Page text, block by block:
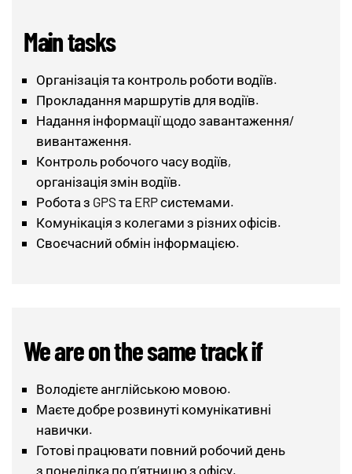
Main tasks
Організація та контроль роботи водіїв.
Прокладання маршрутів для водіїв.
Надання інформації щодо завантаження/
вивантаження.
Контроль робочого часу водіїв,
організація змін водіїв.
Робота з GPS та ERP системами.
Комунікація з колегами з різних офісів.
Своєчасний обмін інформацією.
We are on the same track if
Володієте англійською мовою.
Маєте добре розвинуті комунікативні
навички.
Готові працювати повний робочий день
з понеділка по п’ятницю з офісу.